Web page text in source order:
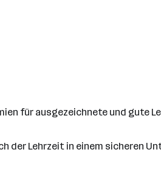
für ausgezeichnete und gute
der Lehrzeit in einem sicheren